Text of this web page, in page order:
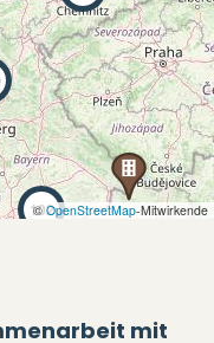
102
©OpenStreetMap-Mitwirkende
mit